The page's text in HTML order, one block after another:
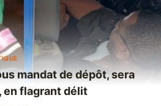
mandat de dépôt, sera
en flagrant délit